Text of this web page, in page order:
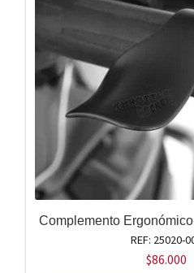
Complemento
REF: 25020-
$86.000